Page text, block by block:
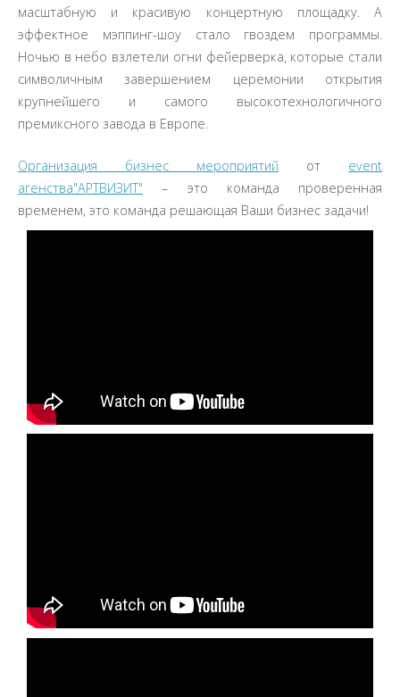
масштабную и красивую концертную площадку. А
эффектное мэппинг-шоу стало гвоздем программы.
Ночью в небо взлетели огни фейерверка, которые стали
символичным завершением церемонии открытия
крупнейшего и самого высокотехнологичного
премиксного завода в Европе.
Организация бизнес мероприятий от event
агенства"АРТВИЗИТ" – это команда проверенная
временем, это команда решающая Ваши бизнес задачи!